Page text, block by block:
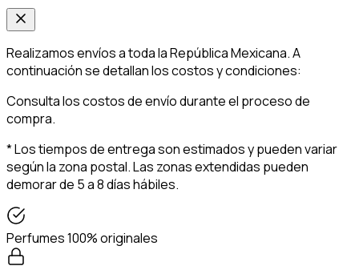
Realizamos envíos a toda la República Mexicana. A
continuación se detallan los costos y condiciones:
Consulta los costos de envío durante el proceso de
compra.
* Los tiempos de entrega son estimados y pueden variar
según la zona postal. Las zonas extendidas pueden
demorar de 5 a 8 días hábiles.
Perfumes 100% originales